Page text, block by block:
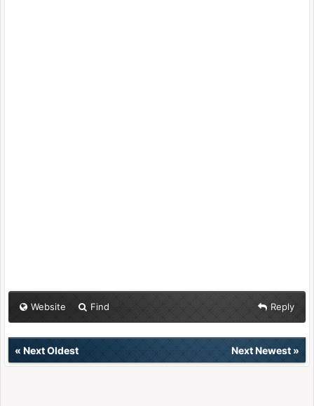
Website Find Reply
« Next Oldest Next Newest»